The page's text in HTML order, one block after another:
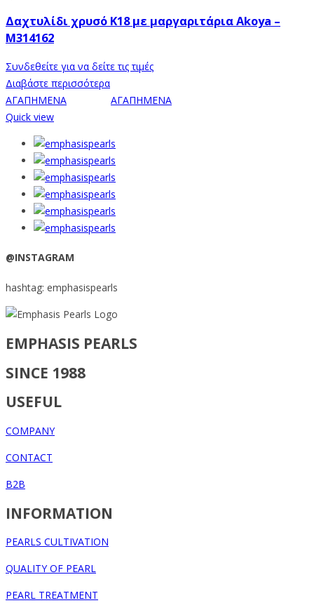
Δαχτυλίδι χρυσό Κ18 με μαργαριτάρια Akoya –
M314162
Συνδεθείτε για να δείτε τις τιμές
Διαβάστε περισσότερα
ΑΓΑΠΗΜΕΝΑ
ΑΓΑΠΗΜΕΝΑ
Quick view
@INSTAGRAM
hashtag: emphasispearls
EMPHASIS PEARLS
SINCE 1988
USEFUL
COMPANY
CONTACT
B2B
INFORMATION
PEARLS CULTIVATION
QUALITY OF PEARL
PEARL TREATMENT